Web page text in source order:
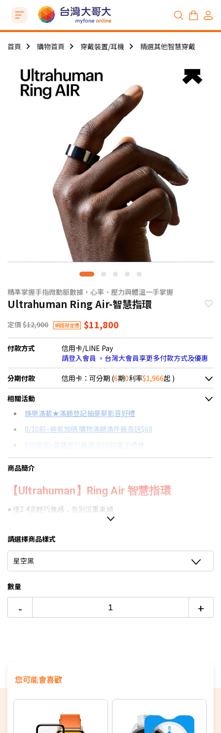
首頁 購物首頁 穿戴裝置/耳機 精選其他智慧穿戴
精準掌握手指微動脈數據，心率、壓力與體溫一手掌握
Ultrahuman Ring Air-智慧指環
定價 $12,900 網路限定價 $11,800
付款方式
信用卡/LINE Pay
請登入會員 ，台灣大會員享更多付款方式及優惠
分期付款 信用卡：可分期 (6期0利率$1,966起 )
＊實際可分期數、適用利率，請以購物車顯示為主
信用卡分期
分期數
6期 0利率
6期
12期
每期金額
$2,104
$1,052
配合銀行/業者
18家銀行/業者
相關活動
娛樂滿載★滿額登記抽豪華影音好禮
8/10前~爸氣加碼 購物滿額滿件最高送$68
8月限定~首購登記最高領$888電子禮券
台灣大哥大Open Possible聯名卡滿額最高回饋25%
更多信用卡分期0利率滿額享回饋
商品簡介
【Ultrahuman】Ring Air 智慧指環
● 僅2.4克輕巧無感，告別沉重束縛
● 睡眠深度洞察睡眠指數，讓恢復品質成為你的動力
● 監控心率、壓力、體溫與週期，健康狀態一手掌握
● PowerPlugs專屬智慧架構，打造個人化健康儀表
● 聯動Apple與Android系統存取數據共享
請選擇商品樣式
星空黑
數量
- +
您可能會喜歡